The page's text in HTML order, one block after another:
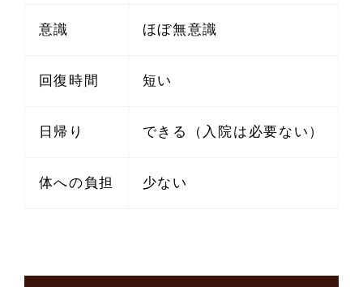
意識 ほぼ無意識
回復時間 短い
日帰り できる（入院は必要ない）
体への負担 少ない